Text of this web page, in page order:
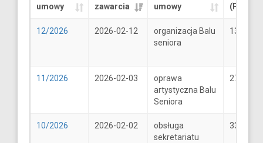
umowy
zawarcia
umowy
(PLN)
12/2026 2026-02-12
organizacja Balu
seniora
13289.6
11/2026 2026-02-03
oprawa
artystyczna Balu
Seniora
2706
10/2026 2026-02-02
obsługa
sekretariatu
33